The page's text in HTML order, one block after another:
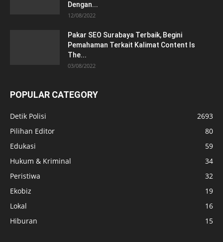
Dengan...
12/08/2022
Pakar SEO Surabaya Terbaik, Begini
Pemahaman Terkait Kalimat Content Is
The...
03/08/2022
POPULAR CATEGORY
Detik Polisi
2693
Pilihan Editor
80
Edukasi
59
Hukum & Kriminal
34
Peristiwa
32
Ekobiz
19
Lokal
16
Hiburan
15